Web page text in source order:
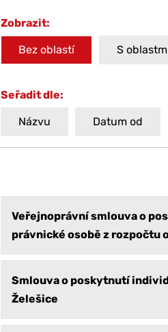
Zobrazit:
Bez oblastí S
Seřadit dle:
Názvu Datum od
Veřejnoprávní smlouva o
právnické osobě z rozpočtu
Smlouva o poskytnutí
Želešice